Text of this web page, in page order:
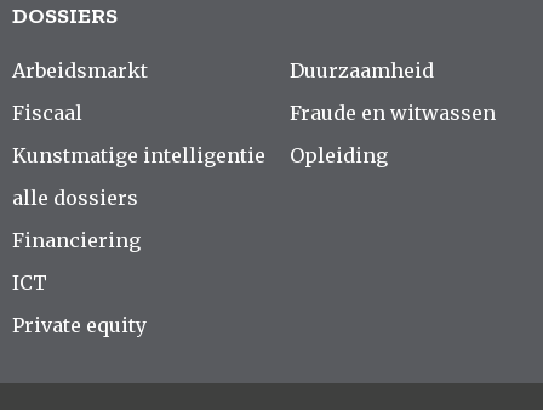
DOSSIERS
Arbeidsmarkt
Fiscaal
Kunstmatige intelligentie
alle dossiers
Duurzaamheid
Fraude en witwassen
Opleiding
Financiering
ICT
Private equity